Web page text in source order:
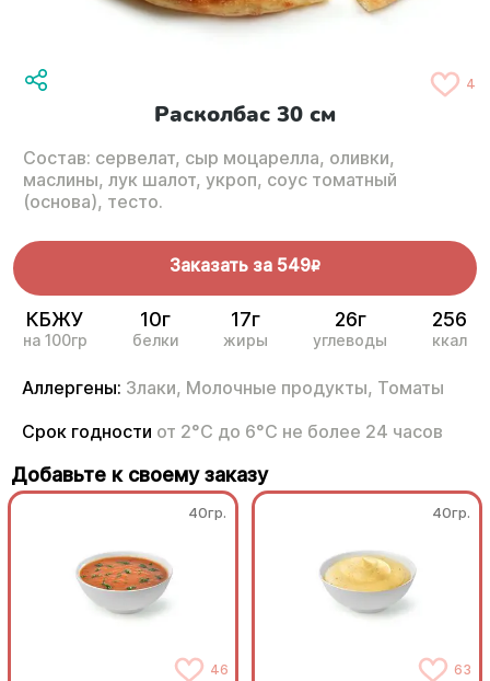
4
Расколбас 30 см
Состав: сервелат, сыр моцарелла, оливки,
маслины, лук шалот, укроп, соус томатный
(основа), тесто.
Заказать за 549R
КБЖУ
на 100гр
10г
белки
17г
жиры
26г
углеводы
256
ккал
Аллергены: Злаки, Молочные продукты, Томаты
Срок годности от 2°С до 6°С не более 24 часов
Добавьте к своему заказу
40гр.
46
40гр.
63